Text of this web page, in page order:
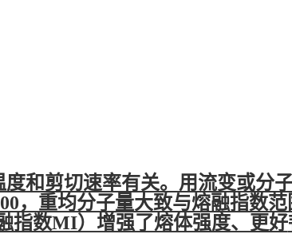
和剪切速率有关。用流变或分
，重均分子量大致与熔融指数
指数MI）增强了熔体强度、更好